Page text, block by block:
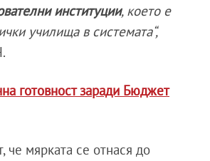
институции, което е
училища в системата“,
готовност заради Бюджет
че мярката се отнася до